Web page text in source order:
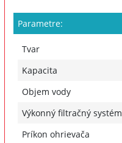
Parametre:
Tvar
Kapacita
Objem vody
Výkonný filtračný systém
Príkon ohrievača